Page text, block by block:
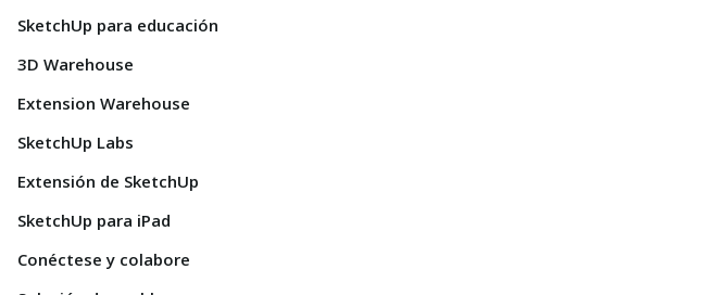
SketchUp para educación
3D Warehouse
Extension Warehouse
SketchUp Labs
Extensión de SketchUp
SketchUp para iPad
Conéctese y colabore